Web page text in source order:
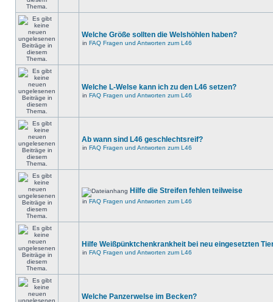
Welche Größe sollten die Welshöhlen haben?
in FAQ Fragen und Antworten zum L46
Welche L-Welse kann ich zu den L46 setzen?
in FAQ Fragen und Antworten zum L46
Ab wann sind L46 geschlechtsreif?
in FAQ Fragen und Antworten zum L46
Hilfe die Streifen fehlen teilweise
in FAQ Fragen und Antworten zum L46
Hilfe Weißpünktchenkrankheit bei neu eingesetzten
in FAQ Fragen und Antworten zum L46
Welche Panzerwelse im Becken?